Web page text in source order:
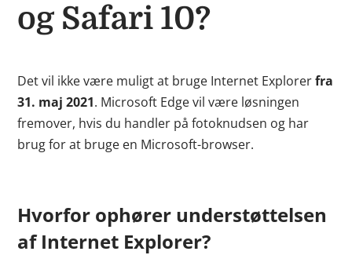
og Safari 10?
Det vil ikke være muligt at bruge Internet Explorerfra
31. maj 2021. Microsoft Edge vil være løsningen
fremover, hvis du handler på fotoknudsen og har
brug for at bruge en Microsoft-browser.
Hvorfor ophører understøttelsen
af Internet Explorer?